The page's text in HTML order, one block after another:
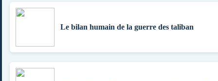
Le bilan humain de la guerre des taliban